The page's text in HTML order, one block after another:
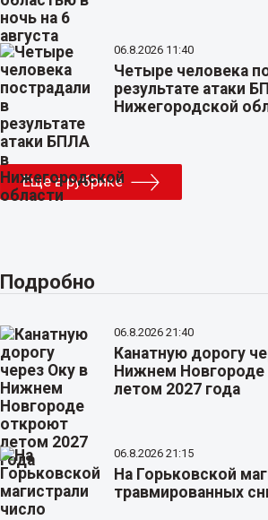
06.8.2026 11:40
Четыре человека
результате атаки
Нижегородской
Еще в рубрике
Подробно
06.8.2026 21:40
Канатную дорогу
Нижнем
летом 2027 года
06.8.2026 21:15
На Горьковской
травмированных